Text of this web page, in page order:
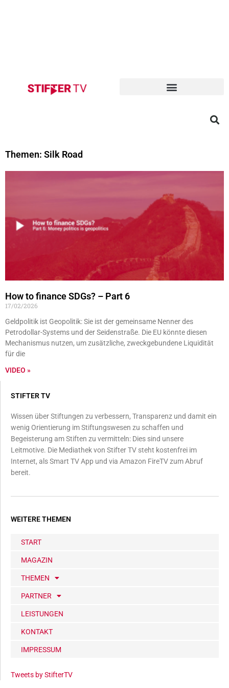
Themen: Silk Road
How to finance SDGs? – Part 6
17/02/2026
Geldpolitik ist Geopolitik: Sie ist der gemeinsame Nenner des
Petrodollar-Systems und der Seidenstraße. Die EU könnte diesen
Mechanismus nutzen, um zusätzliche, zweckgebundene Liquidität
für die
VIDEO »
STIFTER TV
Wissen über Stiftungen zu verbessern, Transparenz und damit ein
wenig Orientierung im Stiftungswesen zu schaffen und
Begeisterung am Stiften zu vermitteln: Dies sind unsere
Leitmotive. Die Mediathek von Stifter TV steht kostenfrei im
Internet, als Smart TV App und via Amazon FireTV zum Abruf
bereit.
WEITERE THEMEN
START
MAGAZIN
THEMEN
PARTNER
LEISTUNGEN
KONTAKT
IMPRESSUM
Tweets by StifterTV